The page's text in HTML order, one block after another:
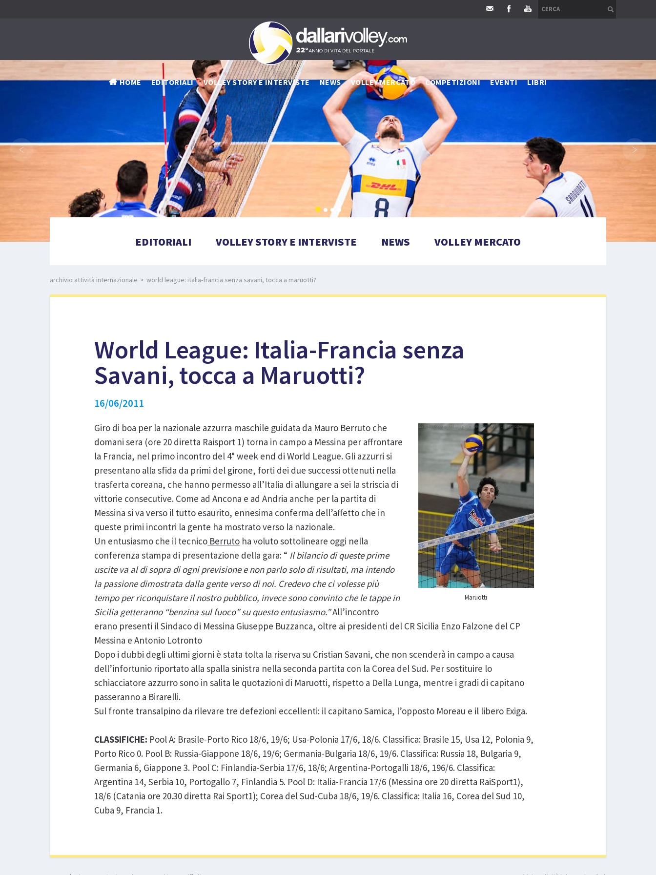
HOME EDITORIALI VOLLEY STORY E INTERVISTE NEWS VOLLEY MERCATO COMPETIZIONI EVENTI LIBRI
‹ ›
EDITORIALI VOLLEY STORY E INTERVISTE NEWS VOLLEY MERCATO
archivio attività internazionale > world league: italia-francia senza savani, tocca a maruotti?
World League: Italia-Francia senza
Savani, tocca a Maruotti?
16/06/2011
Maruotti
Giro di boa per la nazionale azzurra maschile guidata da Mauro Berruto che
domani sera (ore 20 diretta Raisport 1) torna in campo a Messina per affrontare
la Francia, nel primo incontro del 4° week end di World League. Gli azzurri si
presentano alla sfida da primi del girone, forti dei due successi ottenuti nella
trasferta coreana, che hanno permesso all’Italia di allungare a sei la striscia di
vittorie consecutive. Come ad Ancona e ad Andria anche per la partita di
Messina si va verso il tutto esaurito, ennesima conferma dell’affetto che in
queste primi incontri la gente ha mostrato verso la nazionale.
Un entusiasmo che il tecnico Berruto ha voluto sottolineare oggi nella
conferenza stampa di presentazione della gara: “ Il bilancio di queste prime
uscite va al di sopra di ogni previsione e non parlo solo di risultati, ma intendo
la passione dimostrata dalla gente verso di noi. Credevo che ci volesse più
tempo per riconquistare il nostro pubblico, invece sono convinto che le tappe in
Sicilia getteranno “benzina sul fuoco” su questo entusiasmo.”All’incontro
erano presenti il Sindaco di Messina Giuseppe Buzzanca, oltre ai presidenti del CR Sicilia Enzo Falzone del CP
Messina e Antonio Lotronto
Dopo i dubbi degli ultimi giorni è stata tolta la riserva su Cristian Savani, che non scenderà in campo a causa
dell’infortunio riportato alla spalla sinistra nella seconda partita con la Corea del Sud. Per sostituire lo
schiacciatore azzurro sono in salita le quotazioni di Maruotti, rispetto a Della Lunga, mentre i gradi di capitano
passeranno a Birarelli.
Sul fronte transalpino da rilevare tre defezioni eccellenti: il capitano Samica, l’opposto Moreau e il libero Exiga.
CLASSIFICHE: Pool A: Brasile-Porto Rico 18/6, 19/6; Usa-Polonia 17/6, 18/6. Classifica: Brasile 15, Usa 12, Polonia 9,
Porto Rico 0. Pool B: Russia-Giappone 18/6, 19/6; Germania-Bulgaria 18/6, 19/6. Classifica: Russia 18, Bulgaria 9,
Germania 6, Giappone 3. Pool C: Finlandia-Serbia 17/6, 18/6; Argentina-Portogalli 18/6, 196/6. Classifica:
Argentina 14, Serbia 10, Portogallo 7, Finlandia 5. Pool D: Italia-Francia 17/6 (Messina ore 20 diretta RaiSport1),
18/6 (Catania ore 20.30 diretta Rai Sport1); Corea del Sud-Cuba 18/6, 19/6. Classifica: Italia 16, Corea del Sud 10,
Cuba 9, Francia 1.